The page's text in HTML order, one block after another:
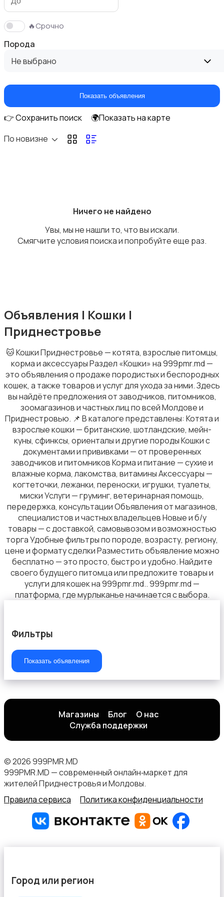
С/х животные
Грызуны
🔥Срочно
Порода
Не выбрано
Показать объявления
👉 Сохранить поиск
🌍Показать на карте
По новизне
Ничего не найдено
Увы, мы не нашли то, что вы искали.
Смягчите условия поиска и попробуйте еще раз.
Объявления | Кошки |
Приднестровье
🐱 Кошки Приднестровье — котята, взрослые питомцы,
корма и аксессуары Раздел «Кошки» на 999pmr.md —
это объявления о продаже породистых и беспородных
кошек, а также товаров и услуг для ухода за ними. Здесь
вы найдёте предложения от заводчиков, питомников,
зоомагазинов и частных лиц по всей Молдове и
Приднестровью. 📌 В каталоге представлены: Котята и
взрослые кошки — британские, шотландские, мейн-
куны, сфинксы, ориенталы и другие породы Кошки с
документами и прививками — от проверенных
заводчиков и питомников Корма и питание — сухие и
влажные корма, лакомства, витамины Аксессуары —
когтеточки, лежанки, переноски, игрушки, туалеты,
миски Услуги — груминг, ветеринарная помощь,
передержка, консультации Объявления от магазинов,
специалистов и частных владельцев Новые и б/у
товары — с доставкой, самовывозом и возможностью
торга Удобные фильтры по породе, возрасту, региону,
цене и формату сделки Разместить объявление можно
бесплатно — это просто, быстро и удобно. Найдите
своего будущего питомца или предложите товары и
услуги для кошек на 999pmr.md.. 999pmr.md —
платформа, где мурлыканье начинается с выбора.
Фильтры
Показать объявления
Магазины Блог
О нас
Служба поддержки
© 2026 999PMR.MD
999PMR.MD — современный онлайн‑маркет для
жителей Приднестровья и Молдовы.
Правила сервиса
Политика конфиденциальности
Город или регион